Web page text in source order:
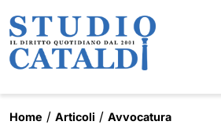
Home Articoli Avvocatura